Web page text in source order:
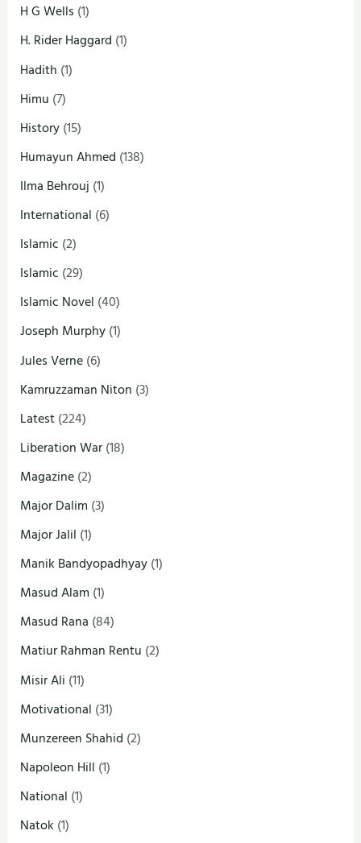
H G Wells (1)
H. Rider Haggard (1)
Hadith (1)
Himu (7)
History(15)
Humayun Ahmed (138)
Ilma Behrouj (1)
International (6)
Islamic (2)
Islamic (29)
Islamic Novel (40)
Joseph Murphy(1)
Jules Verne(6)
Kamruzzaman Niton (3)
Latest(224)
Liberation War(18)
Magazine(2)
Major Dalim (3)
Major Jalil (1)
Manik Bandyopadhyay(1)
Masud Alam (1)
Masud Rana (84)
Matiur Rahman Rentu (2)
Misir Ali (11)
Motivational (31)
Munzereen Shahid (2)
Napoleon Hill (1)
National (1)
Natok (1)